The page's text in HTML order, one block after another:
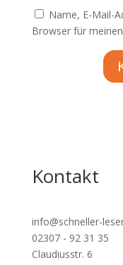
Name, E-Mail-
Browser für
Kontakt
info@schneller-
02307 - 92 31 35
Claudiusstr. 6